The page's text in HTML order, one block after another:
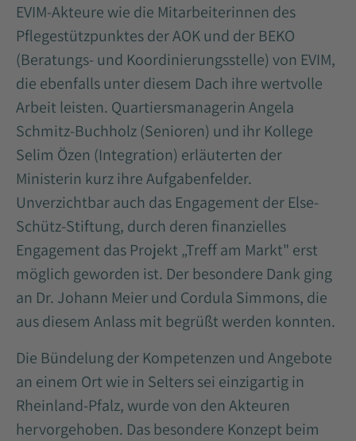
EVIM-Akteure wie die Mitarbeiterinnen des
Pflegestützpunktes der AOK und der BEKO
(Beratungs- und Koordinierungsstelle) von EVIM,
die ebenfalls unter diesem Dach ihre wertvolle
Arbeit leisten. Quartiersmanagerin Angela
Schmitz-Buchholz (Senioren) und ihr Kollege
Selim Özen (Integration) erläuterten der
Ministerin kurz ihre Aufgabenfelder.
Unverzichtbar auch das Engagement der Else-
Schütz-Stiftung, durch deren finanzielles
Engagement das Projekt „Treff am Markt" erst
möglich geworden ist. Der besondere Dank ging
an Dr. Johann Meier und Cordula Simmons, die
aus diesem Anlass mit begrüßt werden konnten.
Die Bündelung der Kompetenzen und Angebote
an einem Ort wie in Selters sei einzigartig in
Rheinland-Pfalz, wurde von den Akteuren
hervorgehoben. Das besondere Konzept beim